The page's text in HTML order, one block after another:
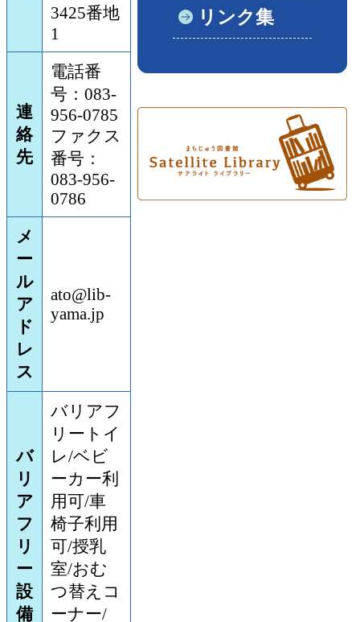
3425番地
1
連
絡
先
電話番
号：083-
956-0785
ファクス
番号：
083-956-
0786
メ
ー
ル
ア
ド
レ
ス
ato@lib-
yama.jp
バ
リ
ア
フ
リ
ー
設
備
バリアフ
リートイ
レ/ベビ
ーカー利
用可/車
椅子利用
可/授乳
室/おむ
つ替えコ
ーナー/
リンク集